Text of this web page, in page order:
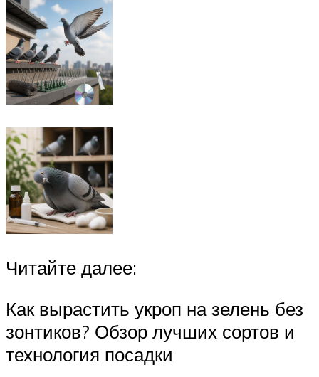
Читайте далее:
Как вырастить укроп на зелень без
зонтиков? Обзор лучших сортов и
технология посадки